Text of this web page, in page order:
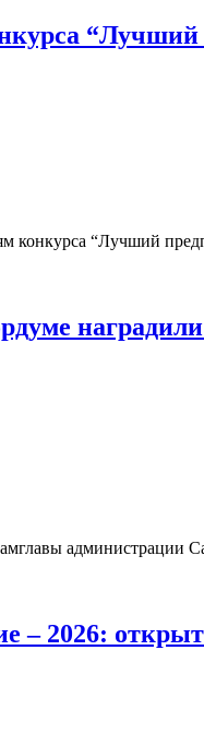
конкурса “Лучший
администрации
– 2026: